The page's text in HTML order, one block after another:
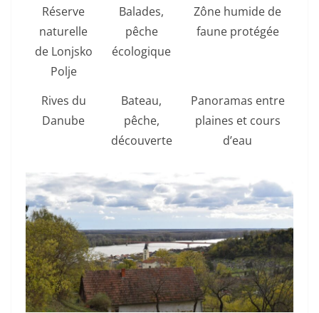
Réserve
naturelle
de Lonjsko
Polje
Balades,
pêche
écologique
Zône humide de
faune protégée
Rives du
Danube
Bateau,
pêche,
découverte
Panoramas entre
plaines et cours
d’eau